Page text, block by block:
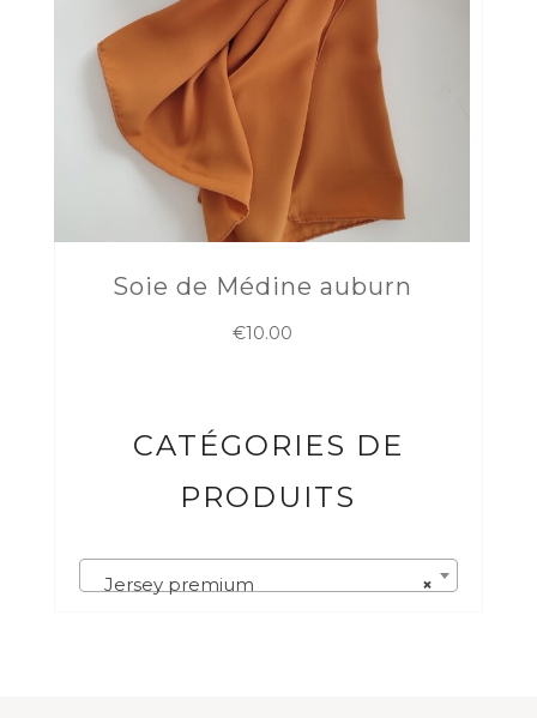
Soie de Médine auburn
€10.00
CATÉGORIES DE
PRODUITS
×
Jersey premium